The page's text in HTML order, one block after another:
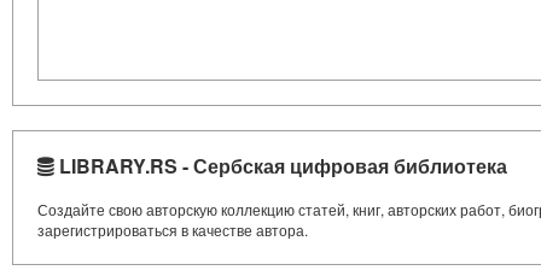
LIBRARY.RS - Сербская цифровая библиотека
Создайте свою авторскую коллекцию статей, книг, авторских работ,
зарегистрироваться в качестве автора.